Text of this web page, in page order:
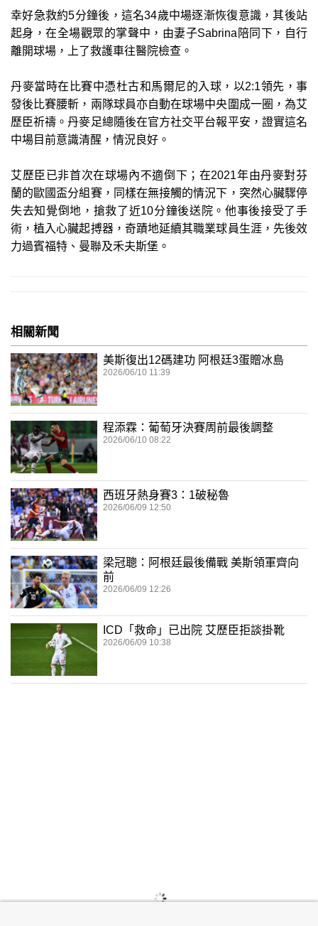
幸好急救約5分鐘後，這名34歲中場逐漸恢復意識，其後站
起身，在全場觀眾的掌聲中，由妻子Sabrina陪同下，自行
離開球場，上了救護車往醫院檢查。
丹麥當時在比賽中憑杜古和馬爾尼的入球，以2:1領先，事
發後比賽腰斬，兩隊球員亦自動在球場中央圍成一圈，為艾
歷臣祈禱。丹麥足總隨後在官方社交平台報平安，證實這名
中場目前意識清醒，情況良好。
艾歷臣已非首次在球場內不適倒下；在2021年由丹麥對芬
蘭的歐國盃分組賽，同樣在無接觸的情況下，突然心臟驟停
失去知覺倒地，搶救了近10分鐘後送院。他事後接受了手
術，植入心臟起搏器，奇蹟地延續其職業球員生涯，先後效
力過賓福特、曼聯及禾夫斯堡。
相關新聞
美斯復出12碼建功 阿根廷3蛋贈冰島
2026/06/10 11:39
程添霖：葡萄牙決賽周前最後調整
2026/06/10 08:22
西班牙熱身賽3：1破秘魯
2026/06/09 12:50
梁冠聰：阿根廷最後備戰 美斯領軍齊向
前
2026/06/09 12:26
ICD「救命」已出院 艾歷臣拒談掛靴
2026/06/09 10:38